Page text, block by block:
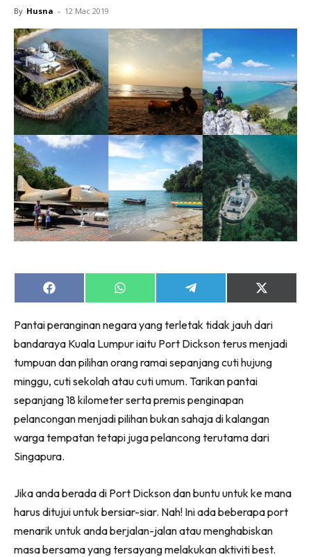
By Husna - 12 Mac 2019
Share
on
Share
on
Share
on
Share
on
(Twitter)
Pantai peranginan negara yang terletak tidak jauh dari
bandaraya Kuala Lumpur iaitu Port Dickson terus menjadi
tumpuan dan pilihan orang ramai sepanjang cuti hujung
minggu, cuti sekolah atau cuti umum. Tarikan pantai
sepanjang 18 kilometer serta premis penginapan
pelancongan menjadi pilihan bukan sahaja di kalangan
warga tempatan tetapi juga pelancong terutama dari
Singapura.
Jika anda berada di Port Dickson dan buntu untuk ke mana
harus ditujui untuk bersiar-siar. Nah! Ini ada beberapa port
menarik untuk anda berjalan-jalan atau menghabiskan
masa bersama yang tersayang melakukan aktiviti best.